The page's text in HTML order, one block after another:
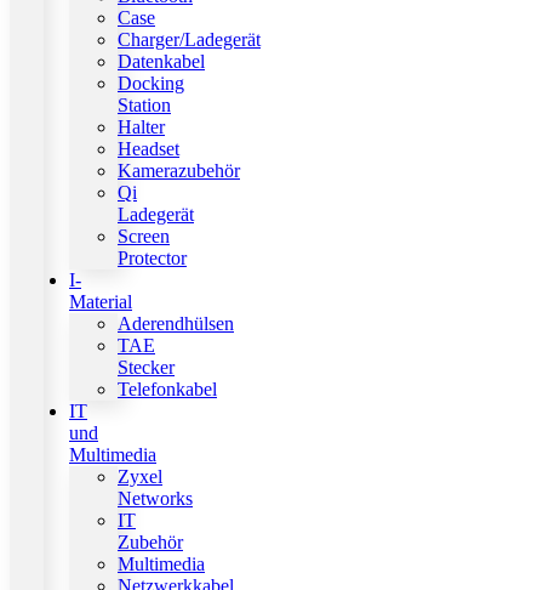
Case
Charger/Ladegerät
Datenkabel
Docking
Station
Halter
Headset
Kamerazubehör
Qi
Ladegerät
Screen
Protector
I-
Material
Aderendhülsen
TAE
Stecker
Telefonkabel
IT
und
Multimedia
Zyxel
Networks
IT
Zubehör
Multimedia
Netzwerkkabel